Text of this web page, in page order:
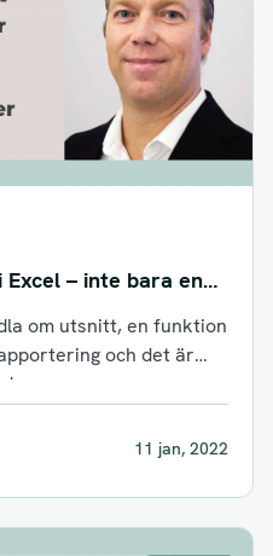
– inte bara en
funktion
om utsnitt, en funktion
och det är
11 jan, 2022